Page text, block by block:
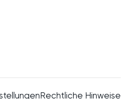
Rechtliche Hinweise